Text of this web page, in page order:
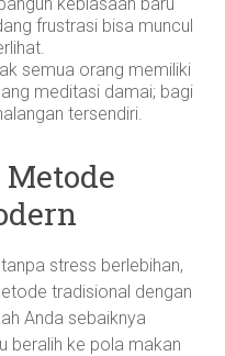
frustrasi bisa muncul
semua orang memiliki
meditasi damai; bagi
tersendiri.
stress berlebihan,
tradisional dengan
Anda sebaiknya
beralih ke pola makan